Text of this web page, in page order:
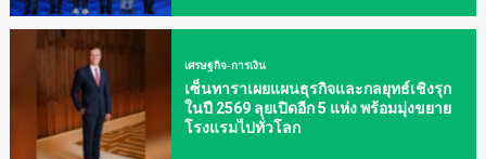
เศรษฐกิจ-การเงิน
เซ็นทาราเผยแผนธุรกิจและกลยุทธ์เชิงรุก
ในปี 2569 ลุยเปิดอีก 5 แห่ง พร้อมมุ่งขยาย
โรงแรมไปทั่วโลก